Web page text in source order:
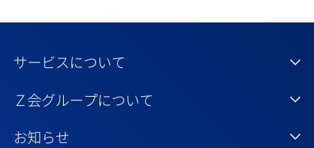
サービスについて
Ｚ会グループについて
お知らせ